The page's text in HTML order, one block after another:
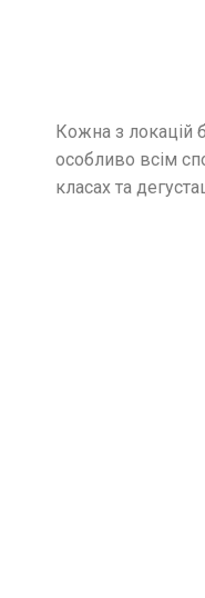
Кожна з локацій
особливо всім
класах та